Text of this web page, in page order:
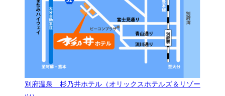
別府温泉 杉乃井ホテル（オリックスホテルズ＆リゾー